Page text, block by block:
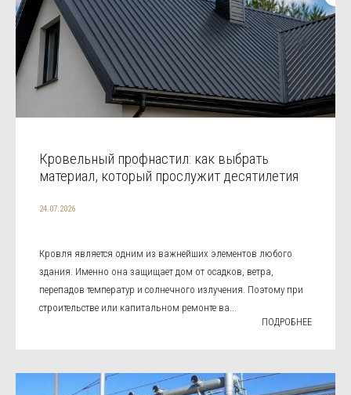
Кровельный профнастил: как выбрать
материал, который прослужит десятилетия
24.07.2026
Кровля является одним из важнейших элементов любого
здания. Именно она защищает дом от осадков, ветра,
перепадов температур и солнечного излучения. Поэтому при
строительстве или капитальном ремонте ва...
ПОДРОБНЕЕ